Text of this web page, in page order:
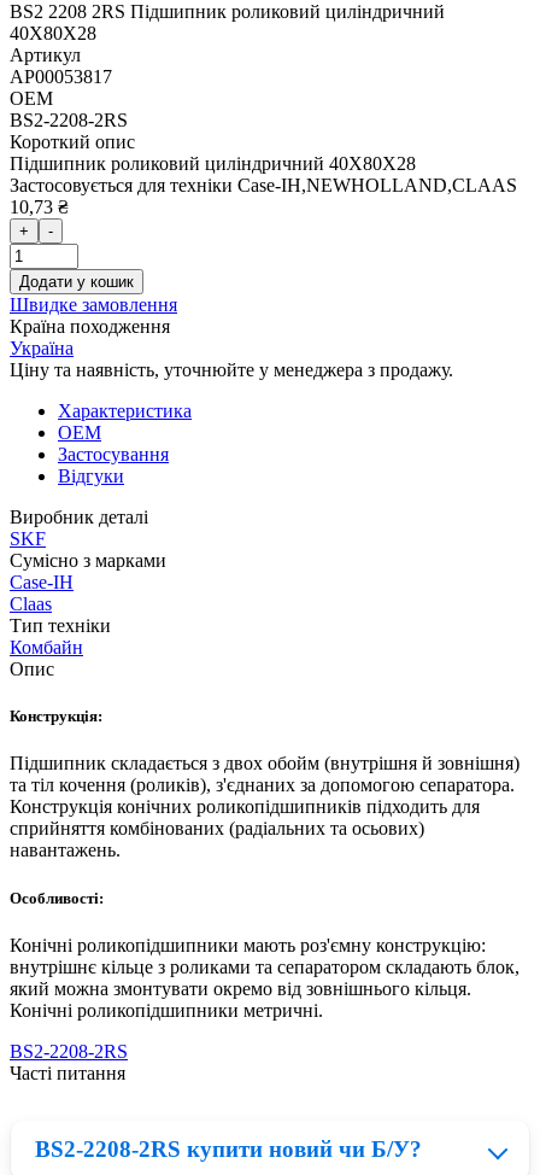
BS2 2208 2RS Підшипник роликовий циліндричний
40X80X28
Артикул
AP00053817
OEM
BS2-2208-2RS
Короткий опис
Підшипник роликовий циліндричний 40X80X28
Застосовується для техніки Case-IH,NEWHOLLAND,CLAAS
10,73 ₴
+ -
Додати у кошик
Швидке замовлення
Країна походження
Україна
Ціну та наявність, уточнюйте у менеджера з продажу.
Характеристика
OEM
Застосування
Відгуки
Виробник деталі
SKF
Сумісно з марками
Case-IH
Claas
Тип техніки
Комбайн
Опис
Конструкція:
Підшипник складається з двох обойм (внутрішня й зовнішня)
та тіл кочення (роликів), з'єднаних за допомогою сепаратора.
Конструкція конічних роликопідшипників підходить для
сприйняття комбінованих (радіальних та осьових)
навантажень.
Особливості:
Конічні роликопідшипники мають роз'ємну конструкцію:
внутрішнє кільце з роликами та сепаратором складають блок,
який можна змонтувати окремо від зовнішнього кільця.
Конічні роликопідшипники метричні.
BS2-2208-2RS
Часті питання
BS2-2208-2RS купити новий чи Б/У?